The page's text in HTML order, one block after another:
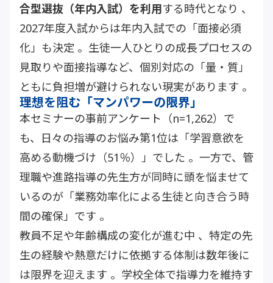
合型選抜（年内入試）を利用する時代となり 、
2027年度入試からは年内入試での「面接必須
化」も決定 。生徒一人ひとりの成長プロセスの
見取りや面接指導など、個別対応の「量・質」
ともに負担増が避けられない現実があります 。
理想を阻む「マンパワーの限界」
本セミナーの事前アンケート（n=1,262）で
も、日々の指導のお悩み第1位は「学習意欲を
高める動機づけ（51％）」でした 。一方で、管
理職や進路指導の先生方が同時に頭を悩ませて
いるのが「業務効率化による生徒と向き合う時
間の確保」です 。
教員不足や年齢構成の変化が進む中 、特定の先
生の経験や熱意だけに依拠する体制は数年後に
は限界を迎えます 。学校全体で指導力を維持す